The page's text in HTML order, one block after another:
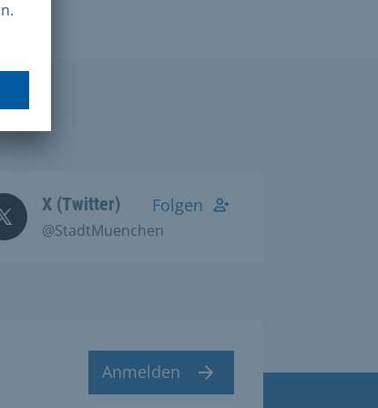
X (Twitter)
@StadtMuenchen
Folgen
Anmelden